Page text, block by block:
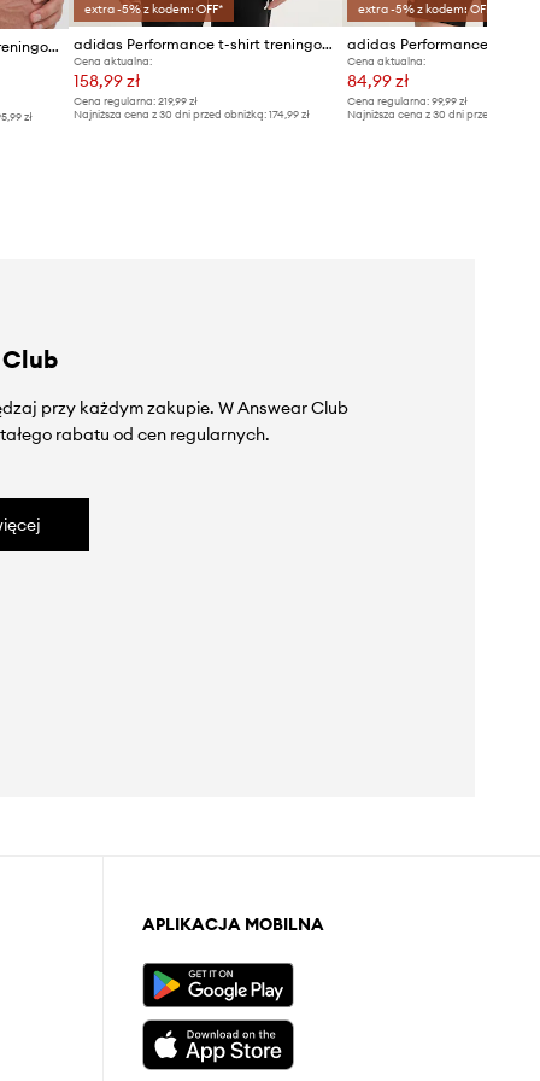
adidas Performance t-shirt treningowy Fortore 23
zł
extra -5% z kodem: OFF*
adidas Performance t-shirt treningowy
Cena aktualna:
158,99 zł
Cena regularna:219,99 zł
Najniższa cena z 30 dni przed obniżką:174,99 zł
extra -5% z kodem: OFF*
Cena aktualna:
84,99 zł
Cena regularna: 99,99 zł
Najniższa cena z 30 dni przed obniżką:
przy każdym zakupie. W Answear Club
rabatu od cen regularnych.
APLIKACJA MOBILNA